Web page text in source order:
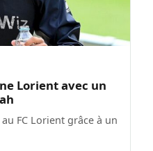
Lorient avec un
FC Lorient grâce à un